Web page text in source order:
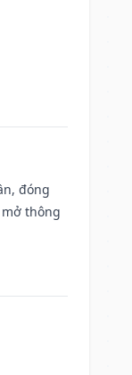
đóng
thông